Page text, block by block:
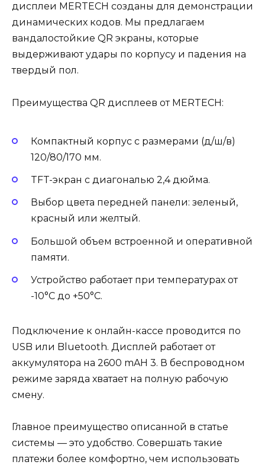
дисплеи MERTECH созданы для демонстрации
динамических кодов. Мы предлагаем
вандалостойкие QR экраны, которые
выдерживают удары по корпусу и падения на
твердый пол.
Преимущества QR дисплеев от MERTECH:
Компактный корпус с размерами (д/ш/в)
120/80/170 мм.
TFT-экран с диагональю 2,4 дюйма.
Выбор цвета передней панели: зеленый,
красный или желтый.
Большой объем встроенной и оперативной
памяти.
Устройство работает при температурах от
-10°C до +50°C.
Подключение к онлайн-кассе проводится по
USB или Bluetooth. Дисплей работает от
аккумулятора на 2600 mAH 3. В беспроводном
режиме заряда хватает на полную рабочую
смену.
Главное преимущество описанной в статье
системы — это удобство. Совершать такие
платежи более комфортно, чем использовать